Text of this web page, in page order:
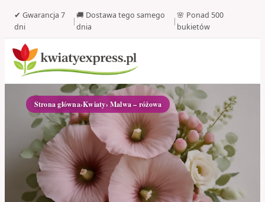
✔ Gwarancja 7
dni
|
🚚 Dostawa tego samego
dnia
|
🌸 Ponad 500
bukietów
Strona główna›Kwiaty› Malwa – różowa